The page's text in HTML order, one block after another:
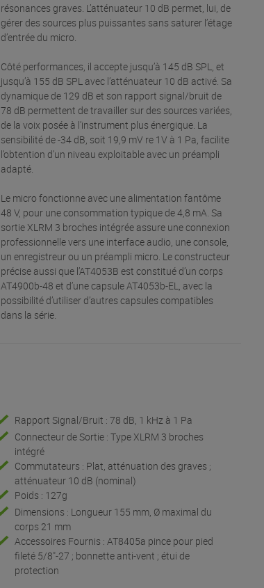
résonances graves. L’atténuateur 10 dB permet, lui, de
gérer des sources plus puissantes sans saturer l’étage
d’entrée du micro.
Côté performances, il accepte jusqu’à 145 dB SPL, et
jusqu’à 155 dB SPL avec l’atténuateur 10 dB activé. Sa
dynamique de 129 dB et son rapport signal/bruit de
78 dB permettent de travailler sur des sources variées,
de la voix posée à l’instrument plus énergique. La
sensibilité de -34 dB, soit 19,9 mV re 1V à 1 Pa, facilite
l’obtention d’un niveau exploitable avec un préampli
adapté.
Le micro fonctionne avec une alimentation fantôme
48 V, pour une consommation typique de 4,8 mA. Sa
sortie XLRM 3 broches intégrée assure une connexion
professionnelle vers une interface audio, une console,
un enregistreur ou un préampli micro. Le constructeur
précise aussi que l’AT4053B est constitué d’un corps
AT4900b-48 et d’une capsule AT4053b-EL, avec la
possibilité d’utiliser d’autres capsules compatibles
dans la série.
Rapport Signal/Bruit : 78 dB, 1 kHz à 1 Pa
Connecteur de Sortie : Type XLRM 3 broches
intégré
Commutateurs : Plat, atténuation des graves ;
atténuateur 10 dB (nominal)
Poids : 127g
Dimensions : Longueur 155 mm, Ø maximal du
corps 21 mm
Accessoires Fournis : AT8405a pince pour pied
fileté 5/8"-27 ; bonnette anti-vent ; étui de
protection